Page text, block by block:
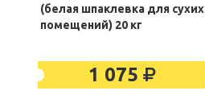
(белая шпаклевка для сухих
помещений) 20 кг
1 075